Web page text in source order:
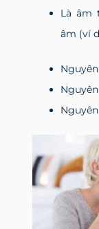
Là âm
âm (ví